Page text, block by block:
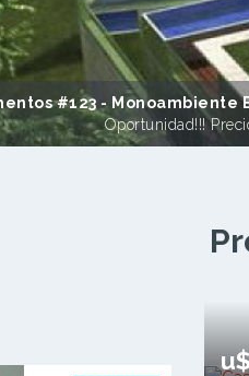
#123 - Monoambiente
Oportunidad!!!